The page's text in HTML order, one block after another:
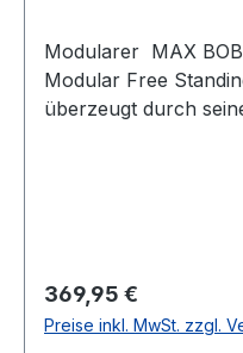
Modularer MAX
Modular Free
überzeugt durch
Maße: 79 × 47 × 27 cm Material Kern:
Blasform (innen) Außenmaterial:
Strapazierfähiges PU-
Regulärer Preis:
369,95 €
Preise inkl. MwSt. zzgl.